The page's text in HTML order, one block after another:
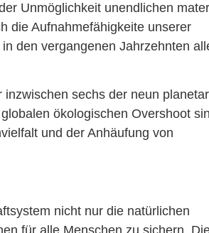
Unmöglichkeit unendlichen
die Aufnahmefähigkeite unserer
den vergangenen Jahrzehnten
sechs der neun
ökologischen Overshoot
und der Anhäufung von
nicht nur die natürlichen